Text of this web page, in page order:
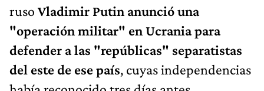
ruso Vladimir Putin anunció una
"operación militar" en Ucrania para
defender a las "repúblicas" separatistas
del este de ese país, cuyas independencias